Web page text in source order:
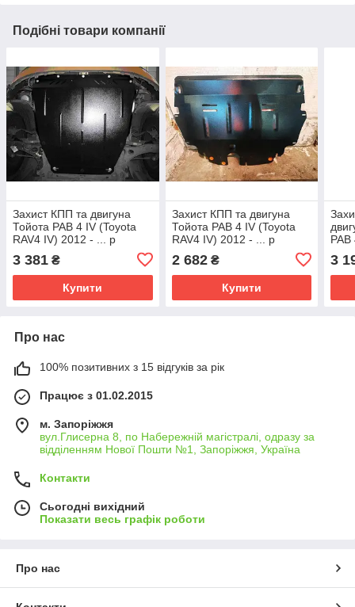
Подібні товари компанії
Захист КПП та двигуна
Тойота РАВ 4 IV (Toyota
RAV4 IV) 2012 - ... р
3 381 ₴
Купити
Захист КПП та двигуна
Тойота РАВ 4 IV (Toyota
RAV4 IV) 2012 - ... р
2 682₴
Купити
РАВ
3
Про нас
100% позитивних з 15 відгуків за рік
Працює з 01.02.2015
м. Запоріжжя
вул.Глисерна 8, по Набережній магістралі, одразу за
відділенням Нової Пошти №1, Запоріжжя, Україна
Контакти
Сьогодні вихідний
Показати весь графік роботи
Про нас